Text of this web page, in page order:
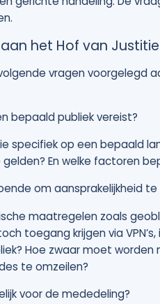
het Hof van
vragen voorgelegd
bepaald publiek vereist?
specifiek op een bepaald
En welke factoren
om aansprakelijkheid
maatregelen zoals
toegang krijgen via
Hoe zwaar moet
te omzeilen?
voor de mededeling?